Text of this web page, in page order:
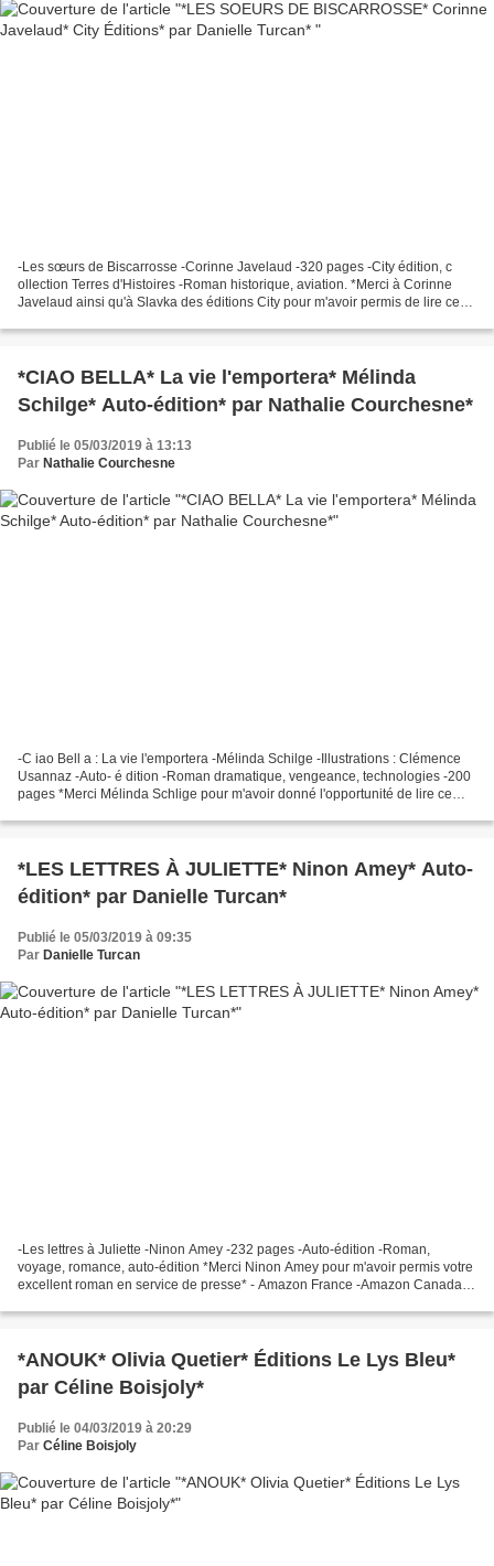
-Les sœurs de Biscarrosse -Corinne Javelaud -320 pages -City édition, c
ollection Terres d'Histoires -Roman historique, aviation. *Merci à Corinne
Javelaud ainsi qu'à Slavka des éditions City pour m'avoir permis de lire ce
*CIAO BELLA* La vie l'emportera* Mélinda
Schilge* Auto-édition* par Nathalie Courchesne*
Publié le 05/03/2019 à 13:13
Par Nathalie Courchesne
-C iao Bell a : La vie l'emportera -Mélinda Schilge -Illustrations : Clémence
Usannaz -Auto- é dition -Roman dramatique, vengeance, technologies -200
pages *Merci Mélinda Schlige pour m'avoir donné l'opportunité de lire ce
*LES LETTRES À JULIETTE* Ninon Amey* Auto-
édition* par Danielle Turcan*
Publié le 05/03/2019 à 09:35
Par Danielle Turcan
-Les lettres à Juliette -Ninon Amey -232 pages -Auto-édition -Roman,
voyage, romance, auto-édition *Merci Ninon Amey pour m'avoir permis votre
excellent roman en service de presse* - Amazon France -Amazon Canada -
*ANOUK* Olivia Quetier* Éditions Le Lys Bleu*
par Céline Boisjoly*
Publié le 04/03/2019 à 20:29
Par Céline Boisjoly